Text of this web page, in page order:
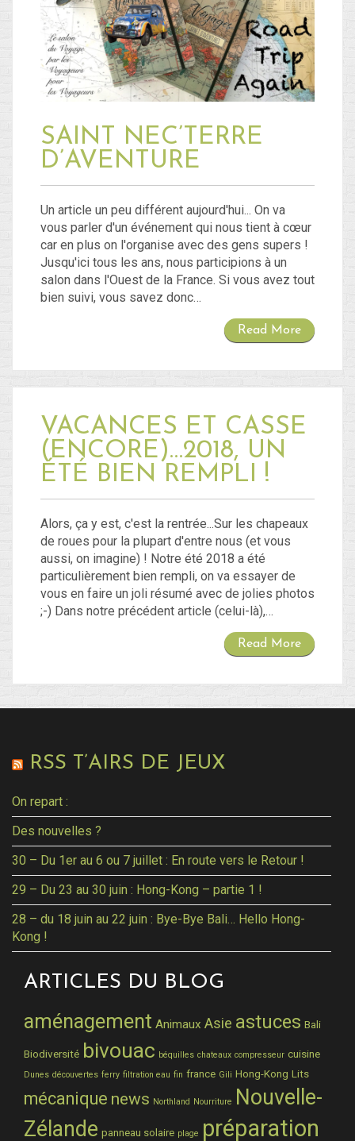
SAINT NEC’TERRE
D’AVENTURE
Un article un peu différent aujourd'hui... On va
vous parler d'un événement qui nous tient à cœur
car en plus on l'organise avec des gens supers !
Jusqu'ici tous les ans, nous participions à un
salon dans l'Ouest de la France. Si vous avez tout
bien suivi, vous savez donc…
Read More
VACANCES ET CASSE
(ENCORE)…2018, UN
ÉTÉ BIEN REMPLI !
Alors, ça y est, c'est la rentrée...Sur les chapeaux
de roues pour la plupart d'entre nous (et vous
aussi, on imagine) ! Notre été 2018 a été
particulièrement bien rempli, on va essayer de
vous en faire un joli résumé avec de jolies photos
;-) Dans notre précédent article (celui-là),…
Read More
RSS T’AIRS DE JEUX
On repart :
Des nouvelles ?
30 – Du 1er au 6 ou 7 juillet : En route vers le Retour !
29 – Du 23 au 30 juin : Hong-Kong – partie 1 !
28 – du 18 juin au 22 juin : Bye-Bye Bali… Hello Hong-
Kong !
ARTICLES DU BLOG
aménagement Animaux Asie astuces Bali
Biodiversité bivouac béquilles chateaux compresseur cuisine
Dunes découvertes ferry filtration eau fin france Gili Hong-Kong Lits
mécanique news Northland Nourriture Nouvelle-
Zélande panneau solaire plage préparation